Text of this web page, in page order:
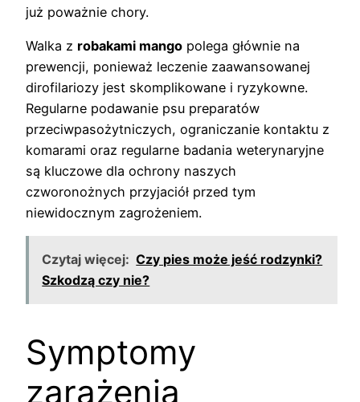
już poważnie chory.
Walka z robakami mango polega głównie na
prewencji, ponieważ leczenie zaawansowanej
dirofilariozy jest skomplikowane i ryzykowne.
Regularne podawanie psu preparatów
przeciwpasożytniczych, ograniczanie kontaktu z
komarami oraz regularne badania weterynaryjne
są kluczowe dla ochrony naszych
czworonożnych przyjaciół przed tym
niewidocznym zagrożeniem.
Czytaj więcej: Czy pies może jeść rodzynki?
Szkodzą czy nie?
Symptomy
zarażenia